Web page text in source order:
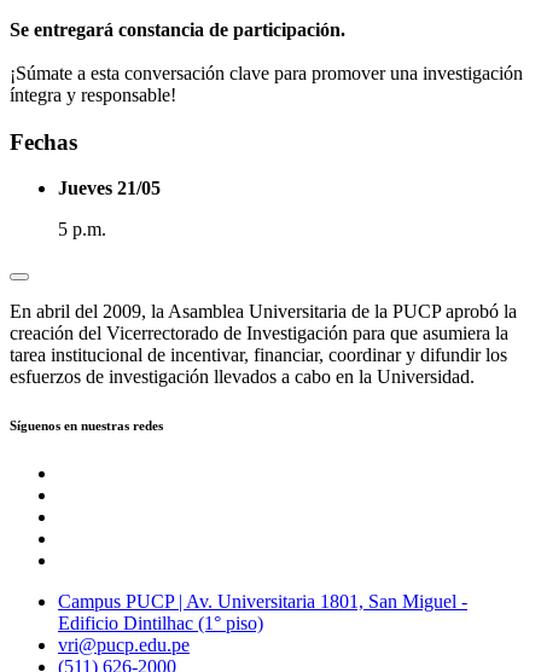
Se entregará constancia de participación.
¡Súmate a esta conversación clave para promover una investigación
íntegra y responsable!
Fechas
Jueves 21/05
5 p.m.
En abril del 2009, la Asamblea Universitaria de la PUCP aprobó la
creación del Vicerrectorado de Investigación para que asumiera la
tarea institucional de incentivar, financiar, coordinar y difundir los
esfuerzos de investigación llevados a cabo en la Universidad.
Síguenos en nuestras redes
Campus PUCP | Av. Universitaria 1801, San Miguel -
Edificio Dintilhac (1° piso)
vri@pucp.edu.pe
(511) 626-2000